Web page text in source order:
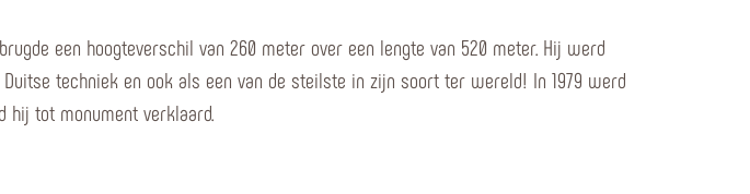
een hoogteverschil van 260 meter over een lengte van 520 meter. Hij werd
techniek en ook als een van de steilste in zijn soort ter wereld! In 1979 werd
tot monument verklaard.